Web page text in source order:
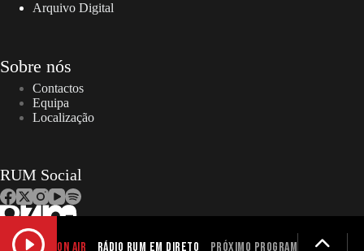
Arquivo Digital
Sobre nós
Contactos
Equipa
Localização
RUM Social
ON AIR Rádio RUM em Direto Próximo programa não